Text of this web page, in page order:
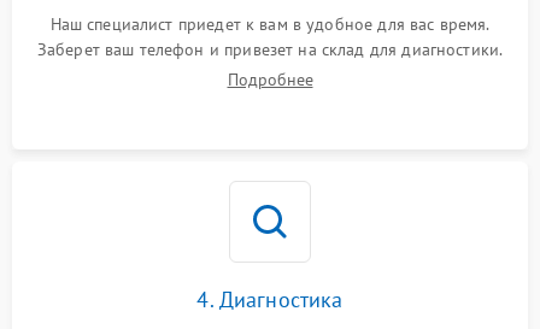
Наш специалист приедет к вам в удобное для вас время.
Заберет ваш телефон и привезет на склад для диагностики.
Подробнее
4. Диагностика